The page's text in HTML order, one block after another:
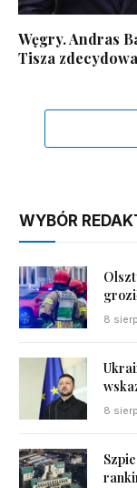
Węgry. Andras
Tisza
WYBÓR
8
8